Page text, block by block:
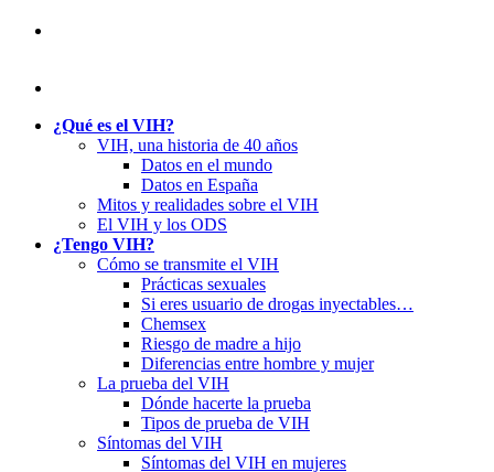
¿Qué es el VIH?
VIH, una historia de 40 años
Datos en el mundo
Datos en España
Mitos y realidades sobre el VIH
El VIH y los ODS
¿Tengo VIH?
Cómo se transmite el VIH
Prácticas sexuales
Si eres usuario de drogas inyectables…
Chemsex
Riesgo de madre a hijo
Diferencias entre hombre y mujer
La prueba del VIH
Dónde hacerte la prueba
Tipos de prueba de VIH
Síntomas del VIH
Síntomas del VIH en mujeres